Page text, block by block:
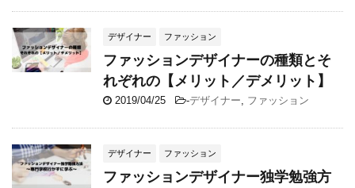
デザイナー ファッション
ファッションデザイナーの種類とそ
れぞれの【メリット／デメリット】
2019/04/25 -デザイナー, ファッション
デザイナー ファッション
ファッションデザイナー独学勉強方